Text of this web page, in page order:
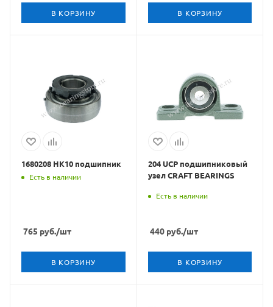
В КОРЗИНУ В КОРЗИНУ
1680208 НК10 подшипник
Есть в наличии
765 руб./шт
В КОРЗИНУ
204 UCP подшипниковый
узел CRAFT BEARINGS
Есть в наличии
440руб./шт
В КОРЗИНУ